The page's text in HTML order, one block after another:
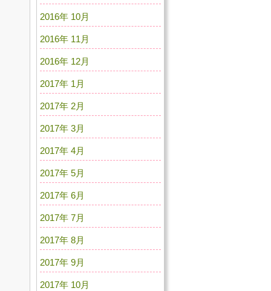
2016年 10月
2016年 11月
2016年 12月
2017年 1月
2017年 2月
2017年 3月
2017年 4月
2017年 5月
2017年 6月
2017年 7月
2017年 8月
2017年 9月
2017年 10月